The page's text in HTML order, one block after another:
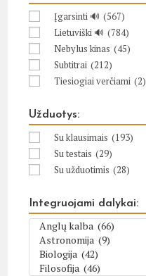
Įgarsinti 🔊 (567)
Lietuviški 🔊 (784)
Nebylus kinas (45)
Subtitrai (212)
Tiesiogiai verčiami (2)
Užduotys:
Su klausimais (193)
Su testais (29)
Su užduotimis (28)
Integruojami dalykai: